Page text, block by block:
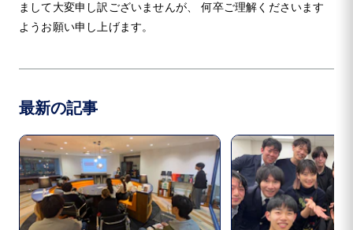
まして大変申し訳ございませんが、 何卒ご理解くださいます
ようお願い申し上げます。
最新の記事